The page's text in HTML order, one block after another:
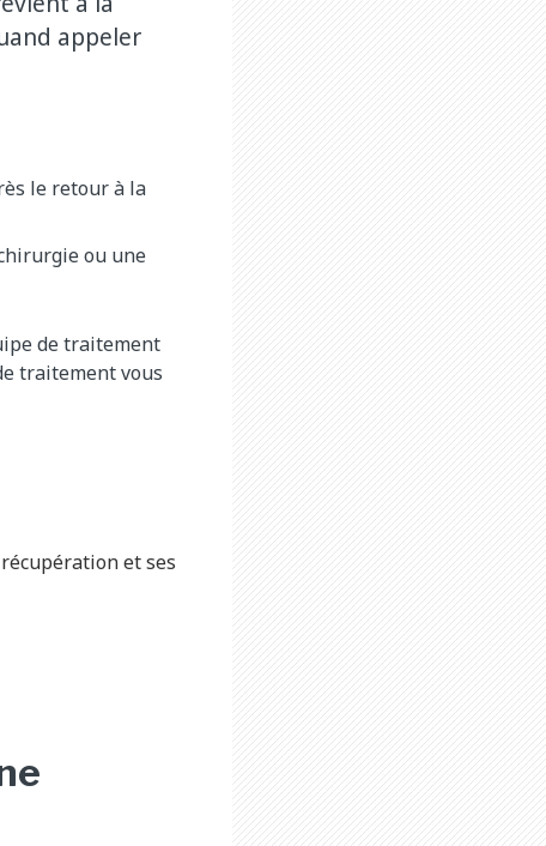
appeler
le retour à la
ou une
de traitement
traitement vous
et ses